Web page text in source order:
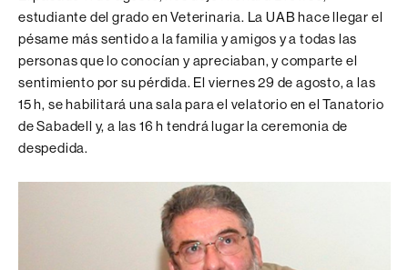
estudiante del grado en Veterinaria. La UAB hace llegar el
pésame más sentido a la familia y amigos y a todas las
personas que lo conocían y apreciaban, y comparte el
sentimiento por su pérdida. El viernes 29 de agosto, a las
15 h, se habilitará una sala para el velatorio en el Tanatorio
de Sabadell y, a las 16 h tendrá lugar la ceremonia de
despedida.